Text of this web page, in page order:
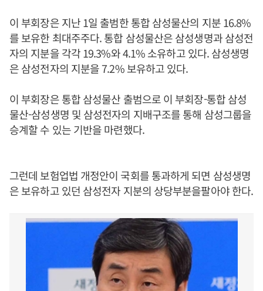
이 부회장은 지난 1일 출범한 통합 삼성물산의 지분 16.8%
를 보유한 최대주주다. 통합 삼성물산은 삼성생명과 삼성전
자의 지분을 각각 19.3%와 4.1% 소유하고 있다. 삼성생명
은 삼성전자의 지분을 7.2% 보유하고 있다.
이 부회장은 통합 삼성물산 출범으로 이 부회장-통합 삼성
물산-삼성생명 및 삼성전자의 지배구조를 통해 삼성그룹을
승계할 수 있는 기반을 마련했다.
그런데 보험업법 개정안이 국회를 통과하게 되면 삼성생명
은 보유하고 있던 삼성전자 지분의 상당부분을팔아야 한다.